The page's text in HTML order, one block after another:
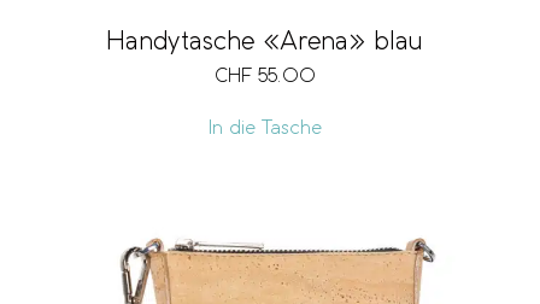
Handytasche «Arena» blau
CHF 55.00
In die Tasche